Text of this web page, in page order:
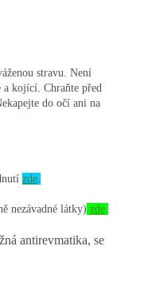
stravu. Není
a kojící. Chraňte před
do očí ani na
zde.
nezávadné látky) zde.
antirevmatika, se